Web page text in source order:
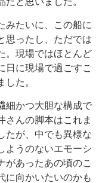
たいに、この船に
思ったし、ただでは
。現場ではほとんど
日に現場で過ごすこ
た。
かつ大胆な構成で
さんの脚本はこれま
たが、中でも異様な
ようのないエモーシ
があったあの頃のこ
に向かいたいのかも